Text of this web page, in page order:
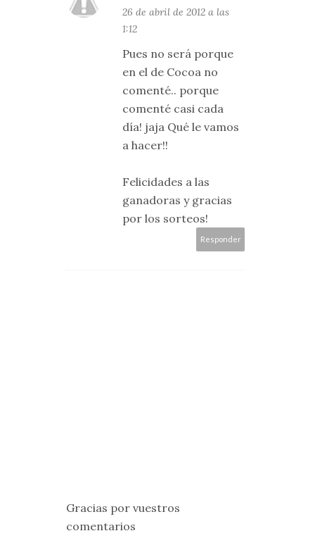
26 de abril de 2012 a las
1:12
Pues no será porque
en el de Cocoa no
comenté.. porque
comenté casi cada
día! jaja Qué le vamos
a hacer!!
Felicidades a las
ganadoras y gracias
por los sorteos!
Responder
Gracias por vuestros
comentarios